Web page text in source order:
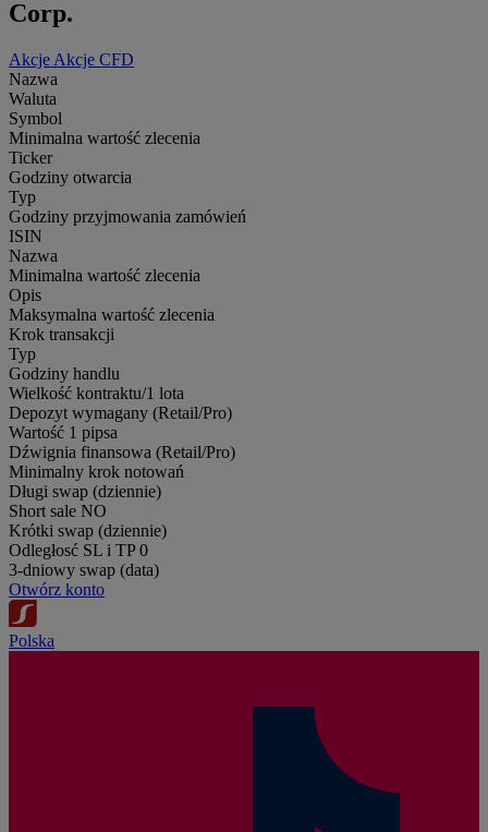
Corp.
Akcje Akcje CFD
Nazwa
Waluta
Symbol
Minimalna wartość zlecenia
Ticker
Godziny otwarcia
Typ
Godziny przyjmowania zamówień
ISIN
Nazwa
Minimalna wartość zlecenia
Opis
Maksymalna wartość zlecenia
Krok transakcji
Typ
Godziny handlu
Wielkość kontraktu/1 lota
Depozyt wymagany (Retail/Pro)
Wartość 1 pipsa
Dźwignia finansowa (Retail/Pro)
Minimalny krok notowań
Długi swap (dziennie)
Short sale NO
Krótki swap (dziennie)
Odległosć SL i TP 0
3-dniowy swap (data)
Otwórz konto
Polska